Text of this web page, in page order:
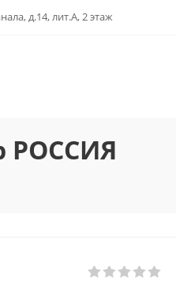
д.14, лит.А, 2 этаж
РОССИЯ